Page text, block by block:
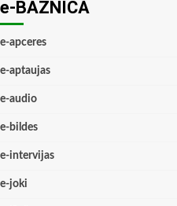
e-BAZNĪCĀ
e-apceres
e-aptaujas
e-audio
e-bildes
e-intervijas
e-joki